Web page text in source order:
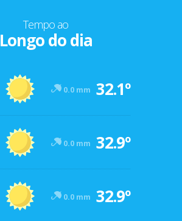
Tempo ao
Longo do dia
0.0 mm 32.1º
0.0 mm 32.9º
0.0 mm 32.9º